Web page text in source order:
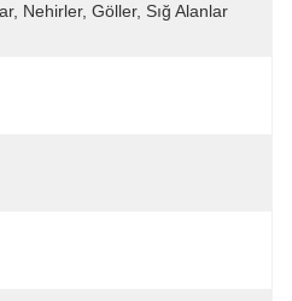
Nehirler, Göller, Sığ Alanlar